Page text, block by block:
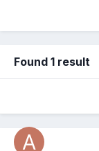
Found 1 result